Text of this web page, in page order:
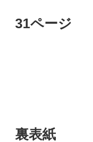
31ページ
裏表紙